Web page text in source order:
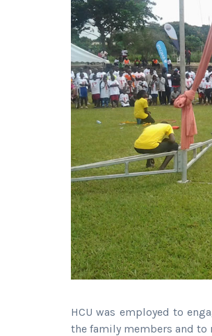
HCU was employed to
the family members and to